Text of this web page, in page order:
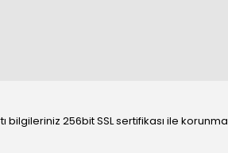
bilgileriniz 256bit SSL sertifikası ile